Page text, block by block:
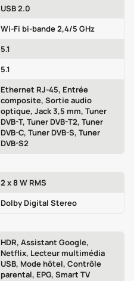
USB 2.0
Wi‑Fi bi-bande 2,4/5 GHz
5.1
5.1
Ethernet RJ-45, Entrée
composite, Sortie audio
optique, Jack 3,5 mm, Tuner
DVB-T, Tuner DVB-T2, Tuner
DVB-C, Tuner DVB-S, Tuner
DVB-S2
2 x 8 W RMS
Dolby Digital Stereo
HDR, Assistant Google,
Netflix, Lecteur multimédia
USB, Mode hôtel, Contrôle
parental, EPG, Smart TV